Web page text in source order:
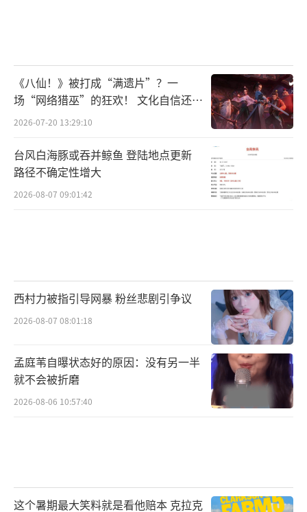
《八仙！》被打成“满遗片”？一
场“网络猎巫”的狂欢！ 文化自信还是
焦虑？
2026-07-20 13:29:10
台风白海豚或吞并鲸鱼 登陆地点更新
路径不确定性增大
2026-08-07 09:01:42
西村力被指引导网暴 粉丝悲剧引争议
2026-08-07 08:01:18
孟庭苇自曝状态好的原因：没有另一半
就不会被折磨
2026-08-06 10:57:40
这个暑期最大笑料就是看他赔本 克拉克